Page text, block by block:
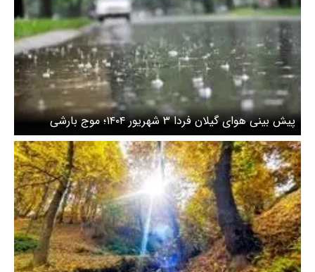
پیش بینی هوای گیلان فردا ۳ شهریور ۱۴۰۴؛ موج بارشی
زودگذر و کاهش ۵ درجه‌ای دما